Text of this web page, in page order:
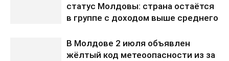
статус Молдовы: страна остаётся
в группе с доходом выше среднего
В Молдове 2 июля объявлен
жёлтый код метеоопасности из за